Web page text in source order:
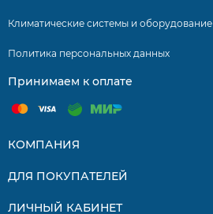
Климатические системы и оборудование
Политика персональных данных
Принимаем к оплате
КОМПАНИЯ
ДЛЯ ПОКУПАТЕЛЕЙ
ЛИЧНЫЙ КАБИНЕТ